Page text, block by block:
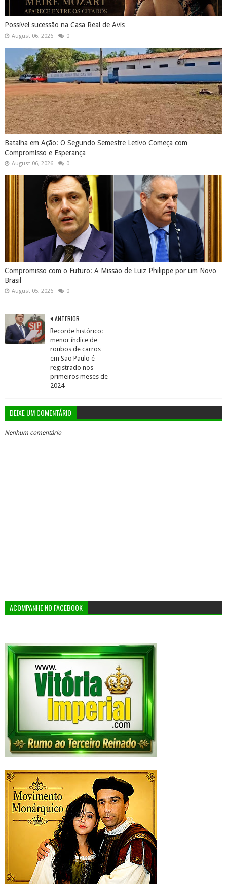
Possível sucessão na Casa Real de Avis
August 06, 2026 0
Batalha em Ação: O Segundo Semestre Letivo Começa com
Compromisso e Esperança
August 06, 2026 0
Compromisso com o Futuro: A Missão de Luiz Philippe por um Novo
Brasil
August 05, 2026 0
ANTERIOR
Recorde histórico:
menor índice de
roubos de carros
em São Paulo é
registrado nos
primeiros meses de
2024
DEIXE UM COMENTÁRIO
Nenhum comentário
ACOMPANHE NO FACEBOOK